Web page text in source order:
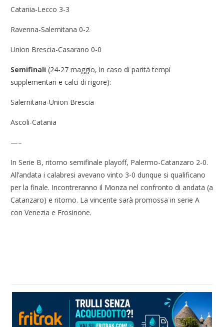
Catania-Lecco 3-3
Ravenna-Salernitana 0-2
Union Brescia-Casarano 0-0
Semifinali (24-27 maggio, in caso di parità tempi
supplementari e calci di rigore):
Salernitana-Union Brescia
Ascoli-Catania
—–
In Serie B, ritorno semifinale playoff, Palermo-Catanzaro 2-0.
All’andata i calabresi avevano vinto 3-0 dunque si qualificano
per la finale. Incontreranno il Monza nel confronto di andata (a
Catanzaro) e ritorno. La vincente sarà promossa in serie A
con Venezia e Frosinone.